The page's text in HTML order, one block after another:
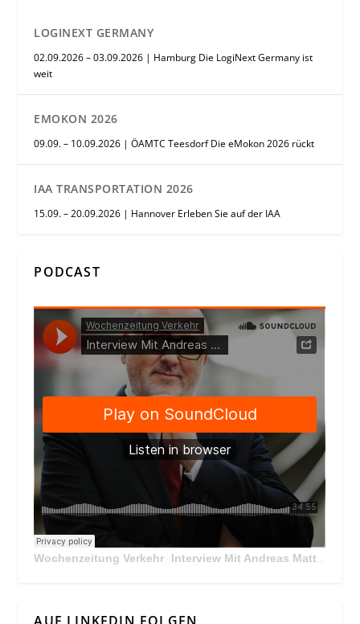
LOGINEXT GERMANY
02.09.2026 – 03.09.2026 | Hamburg Die LogiNext Germany ist
weit
EMOKON 2026
09.09. – 10.09.2026 | ÖAMTC Teesdorf Die eMokon 2026 rückt
IAA TRANSPORTATION 2026
15.09. – 20.09.2026 | Hannover Erleben Sie auf der IAA
PODCAST
Wochenzeitung Verkehr · Interview Mit Andreas Matthä, CEO der ÖBB Holding